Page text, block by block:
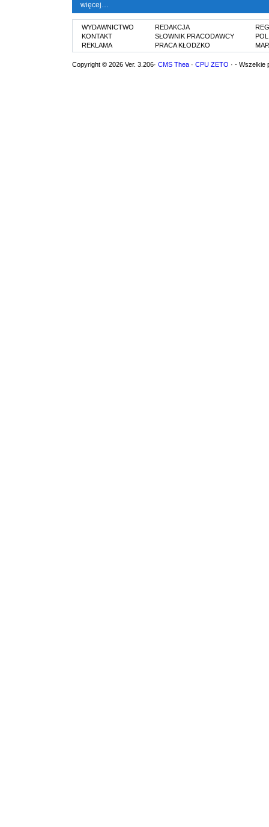
więcej…
WYDAWNICTWO
KONTAKT
REKLAMA
REDAKCJA
SŁOWNIK PRACODAWCY
PRACA KŁODZKO
Copyright © 2026 Ver. 3.206· CMS Thea · CPU ZETO · - Wszelkie